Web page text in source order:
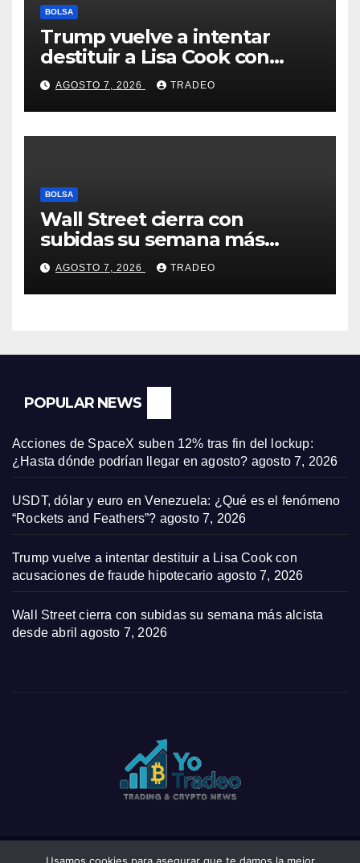
BOLSA
Trump vuelve a intentar
destituir a Lisa Cook con
acusaciones de fraude
hipotecario
AGOSTO 7, 2026 TRADEO
BOLSA
Wall Street cierra con
subidas su semana más
alcista desde abril
AGOSTO 7, 2026 TRADEO
POPULAR NEWS
Acciones de SpaceX suben 12% tras fin del lockup:
¿Hasta dónde podrían llegar en agosto? agosto 7, 2026
USDT, dólar y euro en Venezuela: ¿Qué es el fenómeno
“Rockets and Feathers”? agosto 7, 2026
Trump vuelve a intentar destituir a Lisa Cook con
acusaciones de fraude hipotecario agosto 7, 2026
Wall Street cierra con subidas su semana más alcista
desde abril agosto 7, 2026